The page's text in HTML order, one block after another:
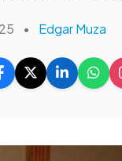
• Edgar Muza